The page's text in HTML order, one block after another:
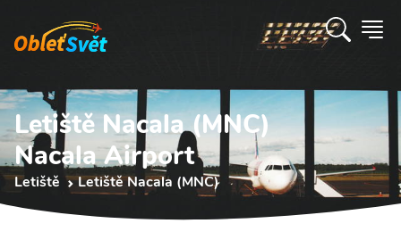
Letiště Nacala (MNC)
Nacala Airport
Letiště Letiště Nacala (MNC)